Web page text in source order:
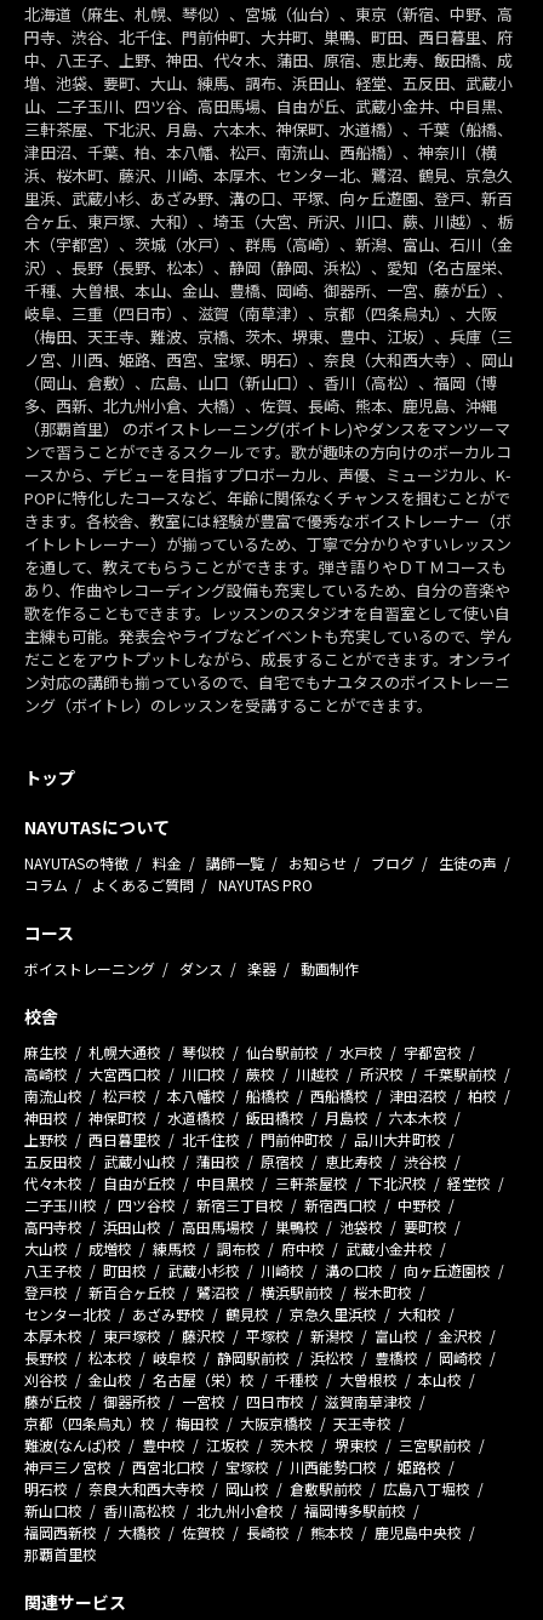
北海道（麻生、札幌、琴似）、宮城（仙台）、東京（新宿、中野、高
円寺、渋谷、北千住、門前仲町、大井町、巣鴨、町田、西日暮里、府
中、八王子、上野、神田、代々木、蒲田、原宿、恵比寿、飯田橋、成
増、池袋、要町、大山、練馬、調布、浜田山、経堂、五反田、武蔵小
山、二子玉川、四ツ谷、高田馬場、自由が丘、武蔵小金井、中目黒、
三軒茶屋、下北沢、月島、六本木、神保町、水道橋）、千葉（船橋、
津田沼、千葉、柏、本八幡、松戸、南流山、西船橋）、神奈川（横
浜、桜木町、藤沢、川崎、本厚木、センター北、鷺沼、鶴見、京急久
里浜、武蔵小杉、あざみ野、溝の口、平塚、向ヶ丘遊園、登戸、新百
合ヶ丘、東戸塚、大和）、埼玉（大宮、所沢、川口、蕨、川越）、栃
木（宇都宮）、茨城（水戸）、群馬（高崎）、新潟、富山、石川（金
沢）、長野（長野、松本）、静岡（静岡、浜松）、愛知（名古屋栄、
千種、大曽根、本山、金山、豊橋、岡崎、御器所、一宮、藤が丘）、
岐阜、三重（四日市）、滋賀（南草津）、京都（四条烏丸）、大阪
（梅田、天王寺、難波、京橋、茨木、堺東、豊中、江坂）、兵庫（三
ノ宮、川西、姫路、西宮、宝塚、明石）、奈良（大和西大寺）、岡山
（岡山、倉敷）、広島、山口（新山口）、香川（高松）、福岡（博
多、西新、北九州小倉、大橋）、佐賀、長崎、熊本、鹿児島、沖縄
（那覇首里） のボイストレーニング(ボイトレ)やダンスをマンツーマ
ンで習うことができるスクールです。歌が趣味の方向けのボーカルコ
ースから、デビューを目指すプロボーカル、声優、ミュージカル、K-
POPに特化したコースなど、年齢に関係なくチャンスを掴むことがで
きます。各校舎、教室には経験が豊富で優秀なボイストレーナー（ボ
イトレトレーナー）が揃っているため、丁寧で分かりやすいレッスン
を通して、教えてもらうことができます。弾き語りやＤＴＭコースも
あり、作曲やレコーディング設備も充実しているため、自分の音楽や
歌を作ることもできます。レッスンのスタジオを自習室として使い自
主練も可能。発表会やライブなどイベントも充実しているので、学ん
だことをアウトプットしながら、成長することができます。オンライ
ン対応の講師も揃っているので、自宅でもナユタスのボイストレーニ
ング（ボイトレ）のレッスンを受講することができます。
トップ
NAYUTASについて
NAYUTASの特徴 料金 講師一覧 お知らせ ブログ
生徒の声
コラム
よくあるご質問 NAYUTAS PRO
コース
ボイストレーニング ダンス 楽器 動画制作
校舎
麻生校 札幌大通校 琴似校 仙台駅前校 水戸校
宇都宮校
高崎校
大宮西口校 川口校 蕨校 川越校 所沢校
千葉駅前校
南流山校
松戸校 本八幡校 船橋校 西船橋校 津田沼校
柏校
神田校
神保町校 水道橋校 飯田橋校 月島校
六本木校
上野校
西日暮里校 北千住校 門前仲町校
品川大井町校
五反田校
武蔵小山校 蒲田校 原宿校 恵比寿校
渋谷校
代々木校
自由が丘校 中目黒校 三軒茶屋校 下北沢校
経堂校
二子玉川校
四ツ谷校 新宿三丁目校 新宿西口校
中野校
高円寺校
浜田山校 高田馬場校 巣鴨校 池袋校
要町校
大山校
成増校 練馬校 調布校 府中校
武蔵小金井校
八王子校
町田校 武蔵小杉校 川崎校 溝の口校
向ヶ丘遊園校
登戸校
新百合ヶ丘校 鷺沼校 横浜駅前校
桜木町校
センター北校
あざみ野校 鶴見校 京急久里浜校
大和校
本厚木校
東戸塚校 藤沢校 平塚校 新潟校 富山校
金沢校
長野校
松本校 岐阜校 静岡駅前校 浜松校 豊橋校
岡崎校
刈谷校
金山校 名古屋（栄）校 千種校 大曽根校
本山校
藤が丘校
御器所校 一宮校 四日市校
滋賀南草津校
京都（四条烏丸）校
梅田校 大阪京橋校
天王寺校
難波(なんば)校
豊中校 江坂校 茨木校 堺東校
三宮駅前校
神戸三ノ宮校
西宮北口校 宝塚校 川西能勢口校
姫路校
明石校
奈良大和西大寺校 岡山校 倉敷駅前校
広島八丁堀校
新山口校
香川高松校 北九州小倉校
福岡博多駅前校
福岡西新校
大橋校 佐賀校 長崎校 熊本校
鹿児島中央校
那覇首里校
関連サービス